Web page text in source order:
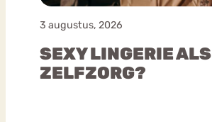
3 augustus, 2026
SEXY LINGERIE ALS
ZELFZORG?